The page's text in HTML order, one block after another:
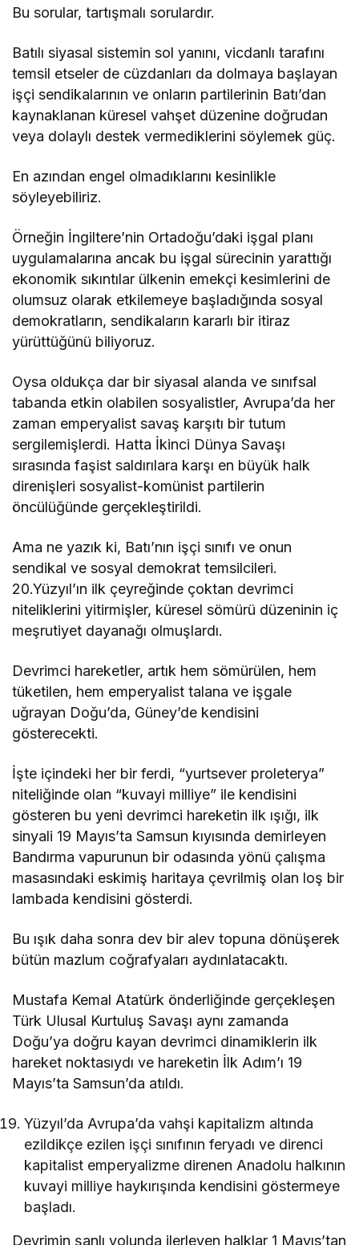
Bu sorular, tartışmalı sorulardır.
Batılı siyasal sistemin sol yanını, vicdanlı tarafını
temsil etseler de cüzdanları da dolmaya başlayan
işçi sendikalarının ve onların partilerinin Batı’dan
kaynaklanan küresel vahşet düzenine doğrudan
veya dolaylı destek vermediklerini söylemek güç.
En azından engel olmadıklarını kesinlikle
söyleyebiliriz.
Örneğin İngiltere’nin Ortadoğu’daki işgal planı
uygulamalarına ancak bu işgal sürecinin yarattığı
ekonomik sıkıntılar ülkenin emekçi kesimlerini de
olumsuz olarak etkilemeye başladığında sosyal
demokratların, sendikaların kararlı bir itiraz
yürüttüğünü biliyoruz.
Oysa oldukça dar bir siyasal alanda ve sınıfsal
tabanda etkin olabilen sosyalistler, Avrupa’da her
zaman emperyalist savaş karşıtı bir tutum
sergilemişlerdi. Hatta İkinci Dünya Savaşı
sırasında faşist saldırılara karşı en büyük halk
direnişleri sosyalist-komünist partilerin
öncülüğünde gerçekleştirildi.
Ama ne yazık ki, Batı’nın işçi sınıfı ve onun
sendikal ve sosyal demokrat temsilcileri.
20.Yüzyıl’ın ilk çeyreğinde çoktan devrimci
niteliklerini yitirmişler, küresel sömürü düzeninin iç
meşrutiyet dayanağı olmuşlardı.
Devrimci hareketler, artık hem sömürülen, hem
tüketilen, hem emperyalist talana ve işgale
uğrayan Doğu’da, Güney’de kendisini
gösterecekti.
İşte içindeki her bir ferdi, “yurtsever proleterya”
niteliğinde olan “kuvayi milliye” ile kendisini
gösteren bu yeni devrimci hareketin ilk ışığı, ilk
sinyali 19 Mayıs’ta Samsun kıyısında demirleyen
Bandırma vapurunun bir odasında yönü çalışma
masasındaki eskimiş haritaya çevrilmiş olan loş bir
lambada kendisini gösterdi.
Bu ışık daha sonra dev bir alev topuna dönüşerek
bütün mazlum coğrafyaları aydınlatacaktı.
Mustafa Kemal Atatürk önderliğinde gerçekleşen
Türk Ulusal Kurtuluş Savaşı aynı zamanda
Doğu’ya doğru kayan devrimci dinamiklerin ilk
hareket noktasıydı ve hareketin İlk Adım’ı 19
Mayıs’ta Samsun’da atıldı.
Yüzyıl’da Avrupa’da vahşi kapitalizm altında
ezildikçe ezilen işçi sınıfının feryadı ve direnci
kapitalist emperyalizme direnen Anadolu halkının
kuvayi milliye haykırışında kendisini göstermeye
başladı.
Devrimin şanlı yolunda ilerleyen halklar 1 Mayıs’tan